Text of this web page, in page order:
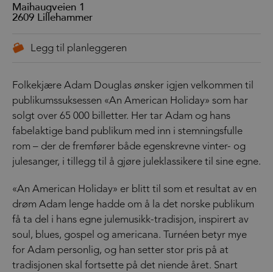
Maihaugveien 1
2609 Lillehammer
Folkekjære Adam Douglas ønsker igjen velkommen til
publikumssuksessen «An American Holiday» som har
solgt over 65 000 billetter. Her tar Adam og hans
fabelaktige band publikum med inn i stemningsfulle
rom – der de fremfører både egenskrevne vinter- og
julesanger, i tillegg til å gjøre juleklassikere til sine egne.
«An American Holiday» er blitt til som et resultat av en
drøm Adam lenge hadde om å la det norske publikum
få ta del i hans egne julemusikk-tradisjon, inspirert av
soul, blues, gospel og americana. Turnéen betyr mye
for Adam personlig, og han setter stor pris på at
tradisjonen skal fortsette på det niende året. Snart